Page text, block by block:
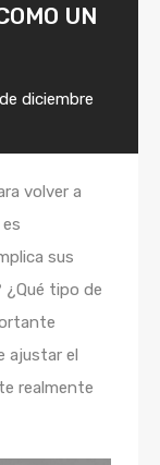
UN
diciembre
volver a
sus
¿Qué tipo de
ajustar el
realmente